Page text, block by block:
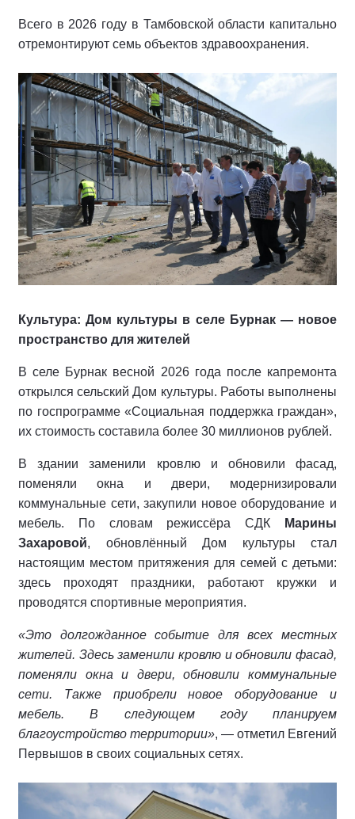
Всего в 2026 году в Тамбовской области капитально
отремонтируют семь объектов здравоохранения.
Культура: Дом культуры в селе Бурнак — новое
пространство для жителей
В селе Бурнак весной 2026 года после капремонта
открылся сельский Дом культуры. Работы выполнены
по госпрограмме «Социальная поддержка граждан»,
их стоимость составила более 30 миллионов рублей.
В здании заменили кровлю и обновили фасад,
поменяли окна и двери, модернизировали
коммунальные сети, закупили новое оборудование и
мебель. По словам режиссёра СДК
Марины
Захаровой, обновлённый Дом культуры стал
настоящим местом притяжения для семей с детьми:
здесь проходят праздники, работают кружки и
проводятся спортивные мероприятия.
«Это долгожданное событие для всех местных
жителей. Здесь заменили кровлю и обновили фасад,
поменяли окна и двери, обновили коммунальные
сети. Также приобрели новое оборудование и
мебель. В следующем году планируем
благоустройство территории», — отметил Евгений
Первышов в своих социальных сетях.